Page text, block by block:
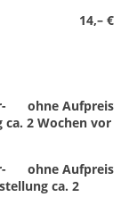
14,– €
ohne Aufpreis
2 Wochen vor
ohne Aufpreis
ca. 2